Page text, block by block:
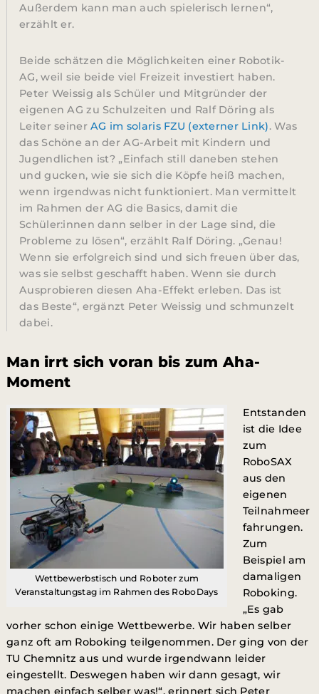
Außerdem kann man auch spielerisch lernen“,
erzählt er.
Beide schätzen die Möglichkeiten einer Robotik-
AG, weil sie beide viel Freizeit investiert haben.
Peter Weissig als Schüler und Mitgründer der
eigenen AG zu Schulzeiten und Ralf Döring als
Leiter seinerAG im solaris FZU (externer Link). Was
das Schöne an der AG-Arbeit mit Kindern und
Jugendlichen ist? „Einfach still daneben stehen
und gucken, wie sie sich die Köpfe heiß machen,
wenn irgendwas nicht funktioniert. Man vermittelt
im Rahmen der AG die Basics, damit die
Schüler:innen dann selber in der Lage sind, die
Probleme zu lösen“, erzählt Ralf Döring. „Genau!
Wenn sie erfolgreich sind und sich freuen über das,
was sie selbst geschafft haben. Wenn sie durch
Ausprobieren diesen Aha-Effekt erleben. Das ist
das Beste“, ergänzt Peter Weissig und schmunzelt
dabei.
Man irrt sich voran bis zum Aha-
Moment
Wettbewerbstisch und Roboter zum
Veranstaltungstag im Rahmen des RoboDays
Entstanden
ist die Idee
zum
RoboSAX
aus den
eigenen
Teilnahmeer
fahrungen.
Zum
Beispiel am
damaligen
Roboking.
„Es gab
vorher schon einige Wettbewerbe. Wir haben selber
ganz oft am Roboking teilgenommen. Der ging von der
TU Chemnitz aus und wurde irgendwann leider
eingestellt. Deswegen haben wir dann gesagt, wir
machen einfach selber was!“, erinnert sich Peter